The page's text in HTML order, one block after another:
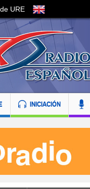
URE
INICIACIÓN